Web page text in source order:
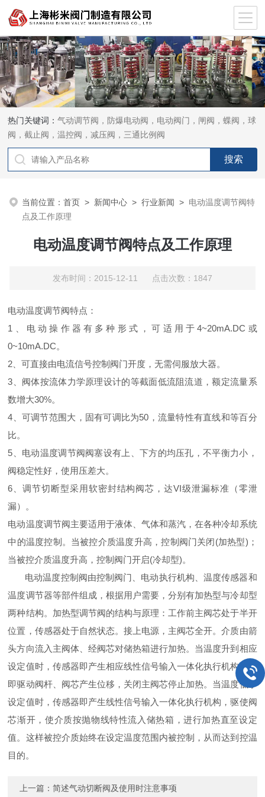
热门关键词：气动调节阀，防爆电动阀，电动阀门，闸阀，蝶阀，球
阀，截止阀，温控阀，减压阀，三通比例阀
当前位置：首页 > 新闻中心 >行业新闻 > 电动温度调节阀特
点及工作原理
电动温度调节阀特点及工作原理
发布时间：2015-12-11 点击次数：1847
电动温度调节阀特点：
1、电动操作器有多种形式，可适用于4~20mA.DC或
0~10mA.DC。
2、可直接由电流信号控制阀门开度，无需伺服放大器。
3、阀体按流体力学原理设计的等截面低流阻流道，额定流量系
数增大30%。
4、可调节范围大，固有可调比为50，流量特性有直线和等百分
比。
5、电动温度调节阀阀塞设有上、下方的均压孔，不平衡力小，
阀稳定性好，使用压差大。
6、调节切断型采用软密封结构阀芯，达VI级泄漏标准（零泄
漏）。
电动温度调节阀主要适用于液体、气体和蒸汽，在各种冷却系统
中的温度控制。当被控介质温度升高，控制阀门关闭(加热型)；
当被控介质温度升高，控制阀门开启(冷却型)。
电动温度控制阀由控制阀门、电动执行机构、温度传感器和
温度调节器等部件组成，根据用户需要，分别有加热型与冷却型
两种结构。加热型调节阀的结构与原理：工作前主阀芯处于半开
位置，传感器处于自然状态。接上电源，主阀芯全开。介质由箭
头方向流入主阀体、经阀芯对储热箱进行加热。当温度升到相应
设定值时，传感器即产生相应线性信号输入一体化执行机构，随
即驱动阀杆、阀芯产生位移，关闭主阀芯停止加热。当温度低于
设定值时，传感器即产生线性信号输入一体化执行机构，驱使阀
芯渐开，使介质按抛物线特性流入储热箱，进行加热直至设定
值。这样被控介质始终在设定温度范围内被控制，从而达到控温
目的。
上一篇：简述气动切断阀及使用时注意事项